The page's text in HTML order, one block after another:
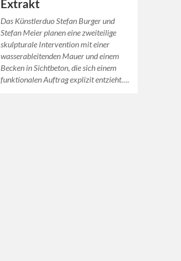
Extrakt
Das Künstlerduo Stefan Burger und
Stefan Meier planen eine zweiteilige
skulpturale Intervention mit einer
wasserableitenden Mauer und einem
Becken in Sichtbeton, die sich einem
funktionalen Auftrag explizit entzieht….